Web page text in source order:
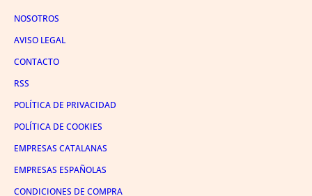
NOSOTROS
AVISO LEGAL
CONTACTO
RSS
POLÍTICA DE PRIVACIDAD
POLÍTICA DE COOKIES
EMPRESAS CATALANAS
EMPRESAS ESPAÑOLAS
CONDICIONES DE COMPRA